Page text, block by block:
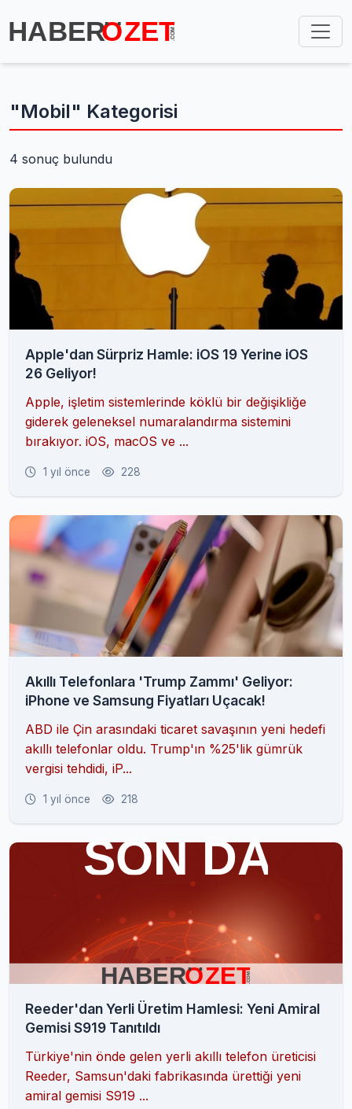
"Mobil" Kategorisi
4 sonuç bulundu
Apple'dan Sürpriz Hamle: iOS 19 Yerine iOS
26 Geliyor!
Apple, işletim sistemlerinde köklü bir değişikliğe
giderek geleneksel numaralandırma sistemini
bırakıyor. iOS, macOS ve ...
1 yıl önce 228
Akıllı Telefonlara 'Trump Zammı' Geliyor:
iPhone ve Samsung Fiyatları Uçacak!
ABD ile Çin arasındaki ticaret savaşının yeni hedefi
akıllı telefonlar oldu. Trump'ın %25'lik gümrük
vergisi tehdidi, iP...
1 yıl önce 218
Reeder'dan Yerli Üretim Hamlesi: Yeni Amiral
Gemisi S919 Tanıtıldı
Türkiye'nin önde gelen yerli akıllı telefon üreticisi
Reeder, Samsun'daki fabrikasında ürettiği yeni
amiral gemisi S919 ...